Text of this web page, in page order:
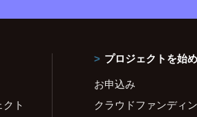
ト
プロジェクトを始
お申込み
クラウドファンディ